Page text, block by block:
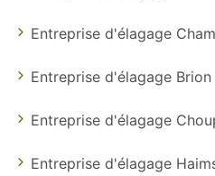
Entreprise d'élagage
Entreprise d'élagage Brion
Entreprise d'élagage
Entreprise d'élagage